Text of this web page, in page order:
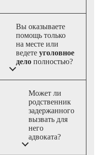
Вы оказываете
помощь только
на месте или
ведете уголовное
дело полностью?
Может ли
родственник
задержанного
вызвать для
него
адвоката?